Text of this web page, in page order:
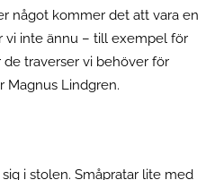
något kommer det att vara en
vi inte ännu – till exempel för
traverser vi behöver för
Magnus Lindgren.
i stolen. Småpratar lite med